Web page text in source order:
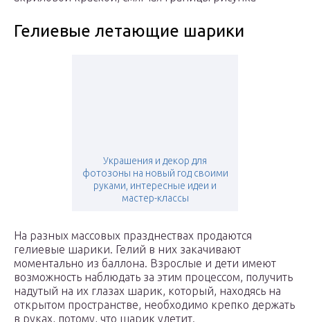
Гелиевые летающие шарики
Украшения и декор для
фотозоны на новый год своими
руками, интересные идеи и
мастер-классы
На разных массовых празднествах продаются
гелиевые шарики. Гелий в них закачивают
моментально из баллона. Взрослые и дети имеют
возможность наблюдать за этим процессом, получить
надутый на их глазах шарик, который, находясь на
открытом пространстве, необходимо крепко держать
в руках, потому, что шарик улетит.